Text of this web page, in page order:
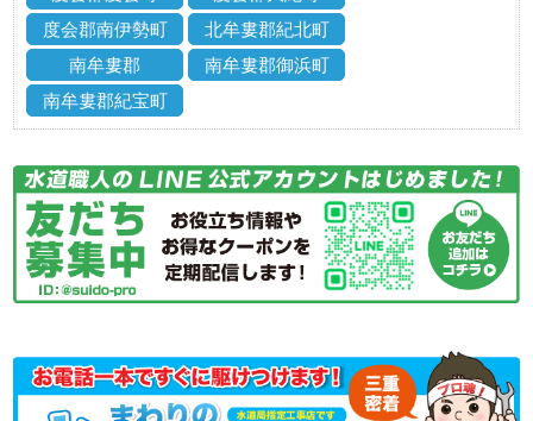
度会郡南伊勢町
北牟婁郡紀北町
南牟婁郡
南牟婁郡御浜町
南牟婁郡紀宝町